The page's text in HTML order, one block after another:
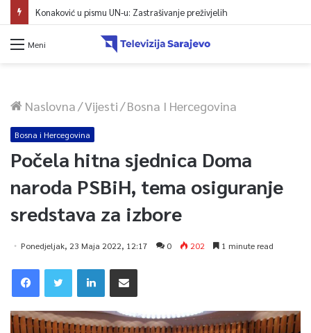
Konaković u pismu UN-u: Zastrašivanje preživjelih
Meni
Naslovna/Vijesti/Bosna I Hercegovina
Bosna i Hercegovina
Počela hitna sjednica Doma
naroda PSBiH, tema osiguranje
sredstava za izbore
Ponedjeljak, 23 Maja 2022, 12:17 0 202 1 minute read